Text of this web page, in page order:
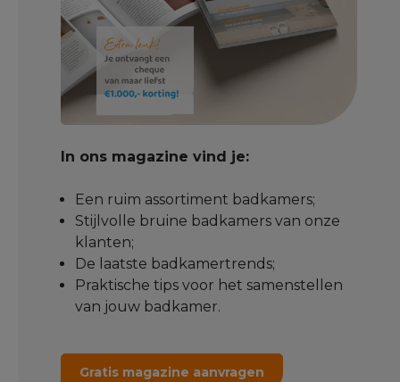
In ons magazine vind je:
Een ruim assortiment badkamers;
Stijlvolle bruine badkamers van onze
klanten;
De laatste badkamertrends;
Praktische tips voor het samenstellen
van jouw badkamer.
Gratis magazine aanvragen